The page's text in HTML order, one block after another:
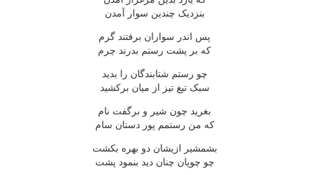
بنزدیک چندین سوار آمدن
پس اندر سواران برفتند گرم
که بر پشت رستم بدرند چرم
چو رستم شتابندگان را بدید
سبک تیغ تیز از میان برکشید
بغرید چون شیر و برگفت نام
که من رستمم پور دستان سام
بشمشیر ازیشان دو بهره بکشت
چو چوپان چنان دید بنمود پشت